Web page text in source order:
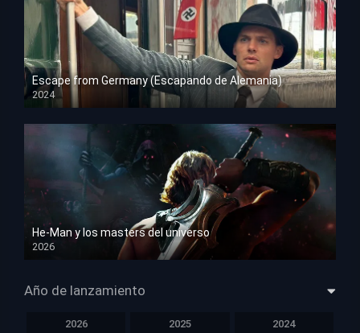
Escape from Germany (Escapando de Alemania)
2024
HD 1080p
He-Man y los masters del universo
2026
HD 1080p
Año de lanzamiento
2026 2025 2024